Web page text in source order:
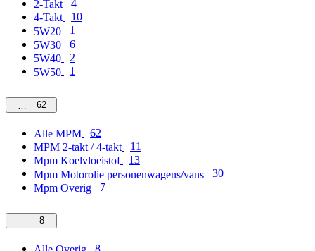
2-Takt
4
4-Takt
10
5W20
1
5W30
6
5W40
2
5W50
1
MPM62
Alle MPM
62
MPM 2-takt / 4-takt
11
Mpm Koelvloeistof
13
Mpm Motorolie personenwagens/vans
30
Mpm Overig
7
Overig
8
8